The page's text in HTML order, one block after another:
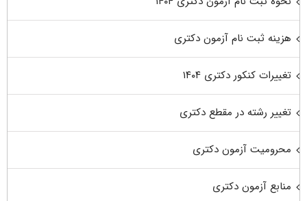
هزینه ثبت نام آزمون دکتری
تغییرات کنکور دکتری ۱۴۰۴
تغییر رشته در مقطع دکتری
محرومیت آزمون دکتری
منابع آزمون دکتری